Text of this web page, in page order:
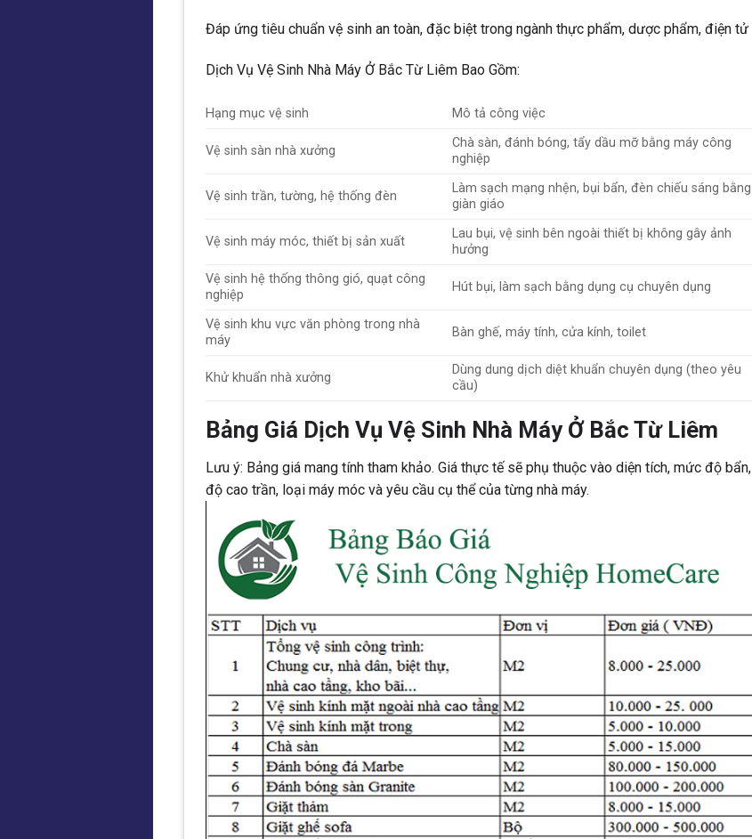
Đáp ứng tiêu chuẩn vệ sinh an toàn, đặc biệt trong ngành thực phẩm, dược phẩm, điện tử
Dịch Vụ Vệ Sinh Nhà Máy Ở Bắc Từ Liêm Bao Gồm:
Hạng mục vệ sinh Mô tả công việc
Vệ sinh sàn nhà xưởng
Chà sàn, đánh bóng, tẩy dầu mỡ bằng máy công
nghiệp
Vệ sinh trần, tường, hệ thống đèn
Làm sạch mạng nhện, bụi bẩn, đèn chiếu sáng bằng
giàn giáo
Vệ sinh máy móc, thiết bị sản xuất
Lau bụi, vệ sinh bên ngoài thiết bị không gây ảnh
hưởng
Vệ sinh hệ thống thông gió, quạt công
nghiệp
Hút bụi, làm sạch bằng dụng cụ chuyên dụng
Vệ sinh khu vực văn phòng trong nhà
máy
Bàn ghế, máy tính, cửa kính, toilet
Khử khuẩn nhà xưởng
Dùng dung dịch diệt khuẩn chuyên dụng (theo yêu
cầu)
Bảng Giá Dịch Vụ Vệ Sinh Nhà Máy Ở Bắc Từ Liêm
Lưu ý: Bảng giá mang tính tham khảo. Giá thực tế sẽ phụ thuộc vào diện tích, mức độ bẩn,
độ cao trần, loại máy móc và yêu cầu cụ thể của từng nhà máy.